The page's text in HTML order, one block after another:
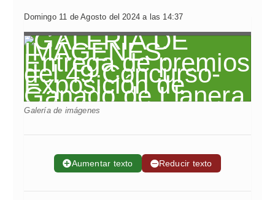
Domingo 11 de Agosto del 2024 a las 14:37
Galería de imágenes
➕Aumentar texto ➖Reducir texto